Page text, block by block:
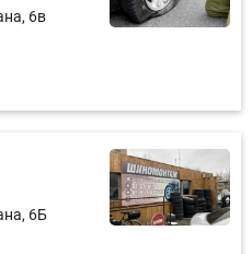
6в
6Б